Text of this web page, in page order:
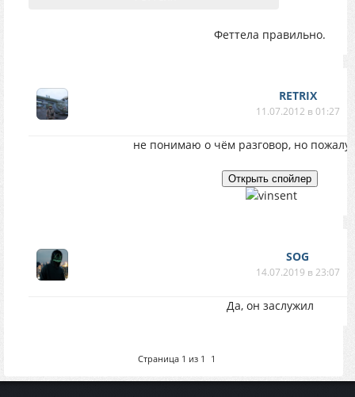
Феттела правильно.
RETRIX
11.07.2012 в 01:27
не понимаю о чём разговор, но
SOG
14.07.2019 в 23:07
Да, он заслужил
Страница 1 из 1 1